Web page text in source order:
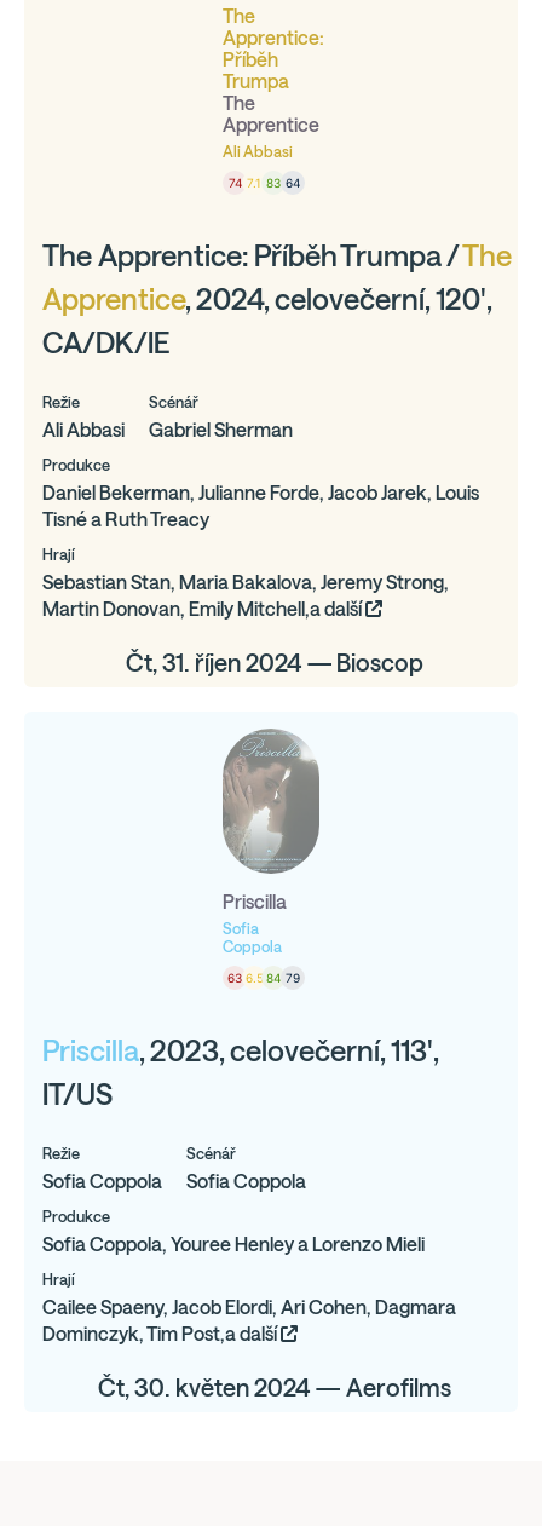
The
Apprentice:
Příběh
Trumpa
The
Apprentice
Ali Abbasi
74 7.1 83 64
The Apprentice: Příběh Trumpa /The
Apprentice, 2024, celovečerní, 120',
CA/DK/IE
Režie
Ali Abbasi
Scénář
Gabriel Sherman
Produkce
Daniel Bekerman, Julianne Forde, Jacob Jarek, Louis
Tisné a Ruth Treacy
Hrají
Sebastian Stan, Maria Bakalova, Jeremy Strong,
Martin Donovan, Emily Mitchell,a další
Čt, 31. říjen 2024 — Bioscop
Priscilla
Sofia
Coppola
63 6.5 84 79
Priscilla, 2023, celovečerní, 113',
IT/US
Režie
Sofia Coppola
Scénář
Sofia Coppola
Produkce
Sofia Coppola, Youree Henley a Lorenzo Mieli
Hrají
Cailee Spaeny, Jacob Elordi, Ari Cohen, Dagmara
Dominczyk, Tim Post,a další
Čt, 30. květen 2024 — Aerofilms